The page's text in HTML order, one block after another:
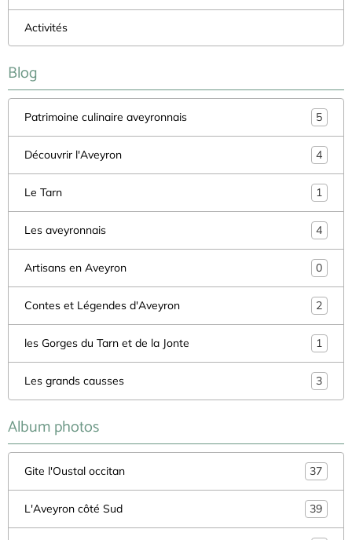
Activités
Blog
Patrimoine culinaire aveyronnais 5
Découvrir l'Aveyron 4
Le Tarn 1
Les aveyronnais 4
Artisans en Aveyron 0
Contes et Légendes d'Aveyron 2
les Gorges du Tarn et de la Jonte 1
Les grands causses 3
Album photos
Gite l'Oustal occitan 37
L'Aveyron côté Sud 39